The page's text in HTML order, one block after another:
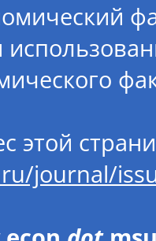
этой
journal/